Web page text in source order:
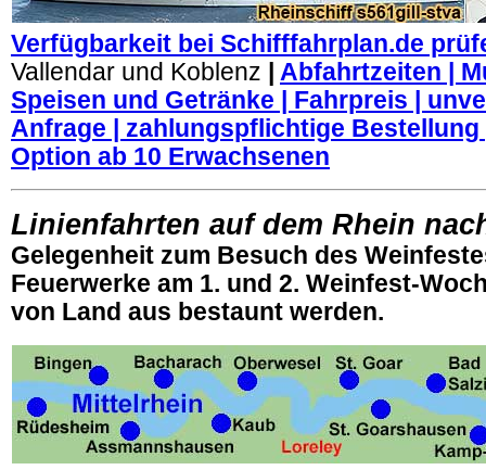
Verfügbarkeit bei Schifffahrplan.de
Vallendar und Koblenz
Abfahrtzeiten |
Speisen und Getränke | Fahrpreis |
Anfrage | zahlungspflichtige
Option ab 10 Erwachsenen
Linienfahrten auf dem Rhein
Gelegenheit zum Besuch des
Feuerwerke am 1. und 2. Weinfest-
von Land aus bestaunt werden.